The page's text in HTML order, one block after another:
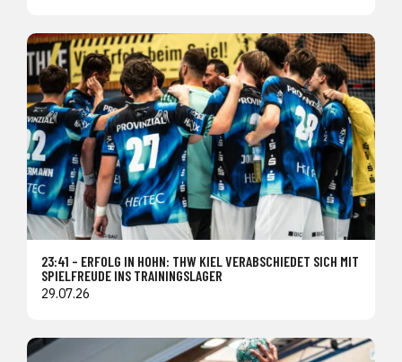
23:41 – ERFOLG IN HOHN: THW KIEL VERABSCHIEDET SICH MIT
SPIELFREUDE INS TRAININGSLAGER
29.07.26